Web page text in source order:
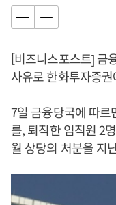
[비즈니스포스트] 금
사유로 한화투자증
7일 금융당국에 따르
를, 퇴직한 임직원 2
월 상당의 처분을 지